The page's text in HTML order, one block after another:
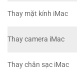
Thay mặt kính iMac
Thay camera iMac
Thay chân sạc iMac